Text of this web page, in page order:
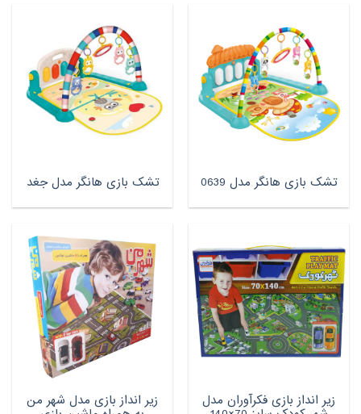
تشک بازی هانگر مدل 0639 تشک بازی هانگر مدل جغد
زیر انداز بازی فکرآوران مدل زیر انداز بازی مدل شهر من